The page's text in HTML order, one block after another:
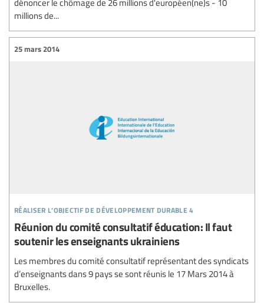
millions de...
réaliser l’objectif de développement durable 4
25 mars 2014
Réunion du comité consultatif éducation: Il faut
soutenir les enseignants ukrainiens
Les membres du comité consultatif représentant des syndicats
d’enseignants dans 9 pays se sont réunis le 17 Mars 2014 à
Bruxelles.